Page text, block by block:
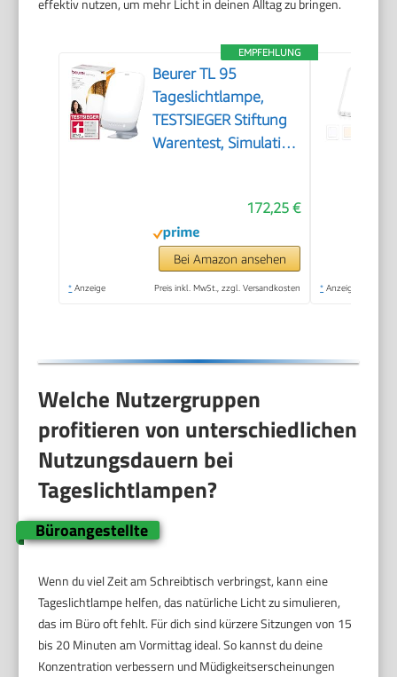
EMPFEHLUNG
Beurer TL 95
Tageslichtlampe,
TESTSIEGER Stiftung
Warentest, Simulation
Tageslichtleuchte bei
Lichtmangelerscheinungen,
SunLike® LED-
Technologie, mit
172,25 €
Bei Amazon ansehen
* Anzeige Preis inkl. MwSt., zzgl. Versandkosten * Anzeige
Welche Nutzergruppen
profitieren von unterschiedlichen
Nutzungsdauern bei
Tageslichtlampen?
Büroangestellte
Wenn du viel Zeit am Schreibtisch verbringst, kann eine
Tageslichtlampe helfen, das natürliche Licht zu simulieren,
das im Büro oft fehlt. Für dich sind kürzere Sitzungen von 15
bis 20 Minuten am Vormittag ideal. So kannst du deine
Konzentration verbessern und Müdigkeitserscheinungen